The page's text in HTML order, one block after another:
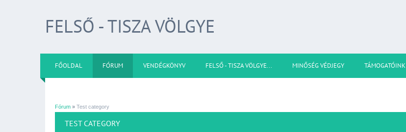
FELSŐ - TISZA VÖLGYE
FŐOLDAL FÓRUM VENDÉGKÖNYV FELSŐ - TISZA VÖLGYE... MINŐSÉG VÉDJEGY TÁMOGATÓINK
Fórum » Test category
TEST CATEGORY